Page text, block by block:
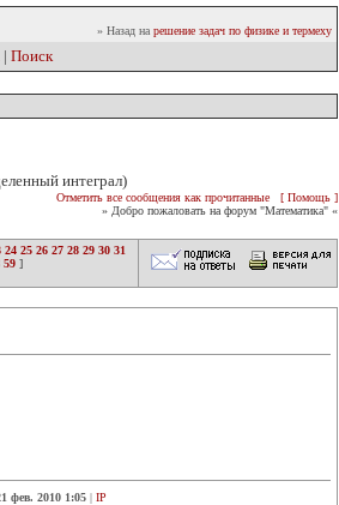
» Назад на решение задач по физике и термеху
| Поиск
интеграл)
Отметить все сообщения как прочитанные
[ Помощь ]
» Добро пожаловать на форум "Математика" «
24 25 26 27 28 29 30 31
59 ]
фев. 2010 1:05 | IP